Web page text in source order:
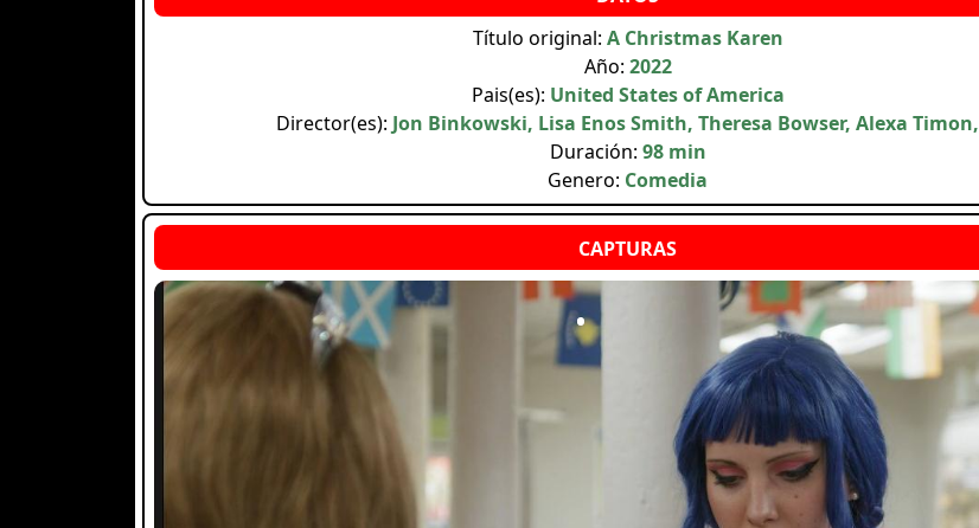
Título original: A Christmas Karen
Año: 2022
Pais(es): United States of America
Director(es): Jon Binkowski, Lisa Enos Smith, Theresa Bowser, Alexa Timon,
Duración: 98 min
Genero: Comedia